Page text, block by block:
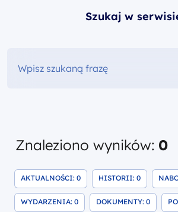
Szukaj w
Znaleziono wyników: 0
AKTUALNOŚCI: 0ZNALEZIONE WYNIKI
HISTORII: 0
WYDARZENIA: 0ZNALEZIONE WYNIKI
DOKUMENTY: 0